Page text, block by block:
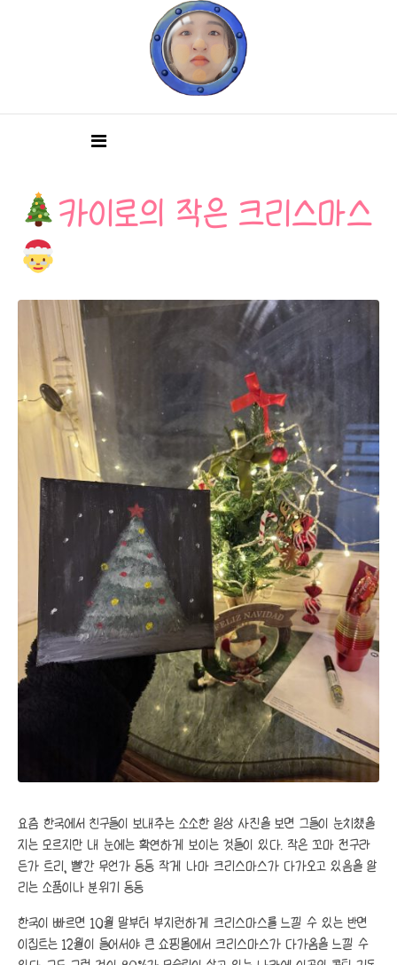
카이로의 작은 크리스마스
요즘 한국에서 친구들이 보내주는 소소한 일상 사진을 보면 그들이 눈치챘을
지는 모르지만 내 눈에는 확연하게 보이는 것들이 있다. 작은 꼬마 전구라
든가 트리, 빨간 무언가 등등 작게 나마 크리스마스가 다가오고 있음을 알
리는 소품이나 분위기 등등
한국이 빠르면 10월 말부터 부지런하게 크리스마스를 느낄 수 있는 반면
이집트는 12월이 들어서야 큰 쇼핑몰에서 크리스마스가 다가옴을 느낄 수